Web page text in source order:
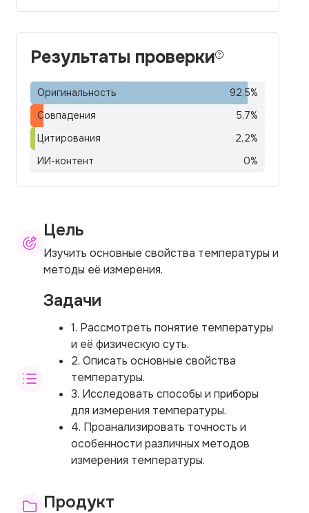
Результаты проверки
Оригинальность 92,5%
Совпадения
5,7%
Цитирования
2,2%
ИИ-контент
0%
Цель
Изучить основные свойства температуры и
методы её измерения.
Задачи
1. Рассмотреть понятие температуры
и её физическую суть.
2. Описать основные свойства
температуры.
3. Исследовать способы и приборы
для измерения температуры.
4. Проанализировать точность и
особенности различных методов
измерения температуры.
Продукт